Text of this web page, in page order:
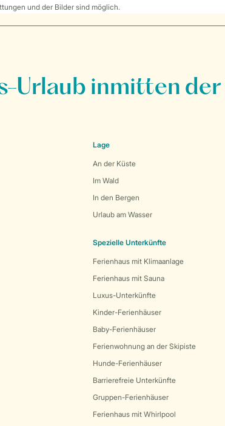
und der Bilder sind möglich.
Urlaub inmitten
Lage
An der Küste
Im Wald
In den Bergen
Urlaub am Wasser
Spezielle Unterkünfte
Ferienhaus mit Klimaanlage
Ferienhaus mit Sauna
Luxus-Unterkünfte
Kinder-Ferienhäuser
Baby-Ferienhäuser
Ferienwohnung an der Skipiste
Hunde-Ferienhäuser
Barrierefreie Unterkünfte
Gruppen-Ferienhäuser
Ferienhaus mit Whirlpool